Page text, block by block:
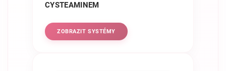
CYSTEAMINEM
ZOBRAZIT SYSTÉMY